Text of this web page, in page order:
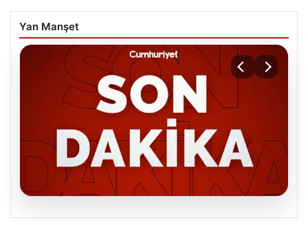
Yan Manşet